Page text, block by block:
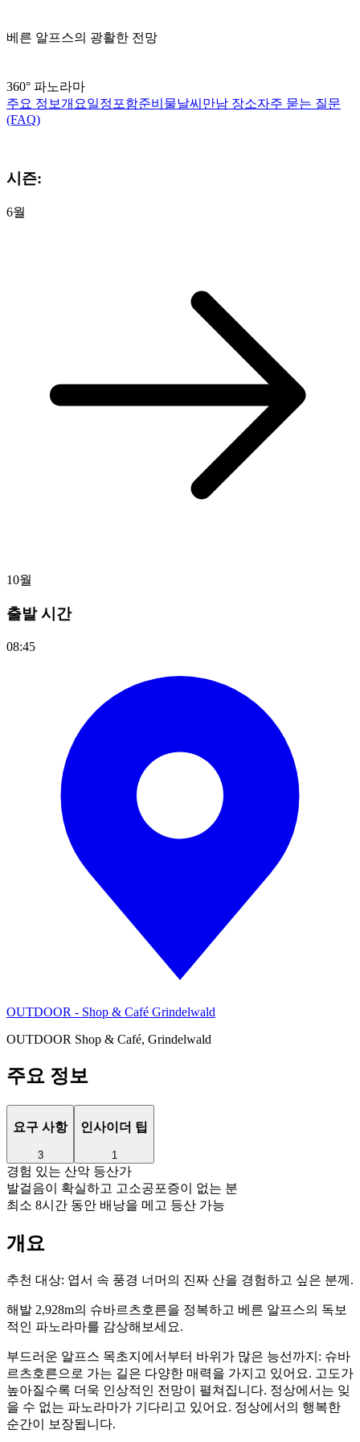
베른 알프스의 광활한 전망
360° 파노라마
주요 정보개요일정 포함준비물날씨 만남 장소자주 묻는 질문
(FAQ)
시즌:
6월
10월
출발 시간
08:45
OUTDOOR - Shop & Café Grindelwald
OUTDOOR Shop & Café, Grindelwald
주요 정보
요구 사항
3
인사이더 팁
1
경험 있는 산악 등산가
발걸음이 확실하고 고소공포증이 없는 분
최소 8시간 동안 배낭을 메고 등산 가능
개요
추천 대상: 엽서 속 풍경 너머의 진짜 산을 경험하고 싶은 분께.
해발 2,928m의 슈바르츠호른을 정복하고 베른 알프스의 독보
적인 파노라마를 감상해보세요.
부드러운 알프스 목초지에서부터 바위가 많은 능선까지: 슈바
르츠호른으로 가는 길은 다양한 매력을 가지고 있어요. 고도가
높아질수록 더욱 인상적인 전망이 펼쳐집니다. 정상에서는 잊
을 수 없는 파노라마가 기다리고 있어요. 정상에서의 행복한
순간이 보장됩니다.